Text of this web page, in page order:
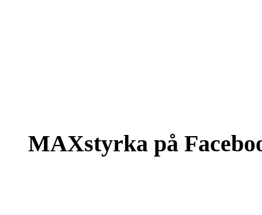
MAXstyrka på